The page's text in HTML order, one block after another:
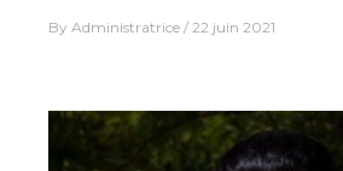
By Administratrice 22 juin 2021